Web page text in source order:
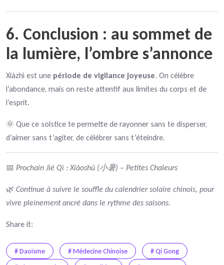
6. Conclusion : au sommet de
la lumière, l’ombre s’annonce
Xiàzhì est une période de vigilance joyeuse. On célèbre
l’abondance, mais on reste attentif aux limites du corps et de
l’esprit.
🌞 Que ce solstice te permette de rayonner sans te disperser,
d’aimer sans t’agiter, de célébrer sans t’éteindre.
📅 Prochain Jié Qì : Xiǎoshǔ (小暑) – Petites Chaleurs
🌿 Continue à suivre le souffle du calendrier solaire chinois, pour
vivre pleinement ancré dans le rythme des saisons.
Share it:
# Daoïsme # Médecine Chinoise
# Qi Gong